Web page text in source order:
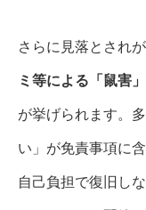
さらに見落とされ
ミ等による「鼠害
が挙げられます。
い」が免責事項に
自己負担で復旧し